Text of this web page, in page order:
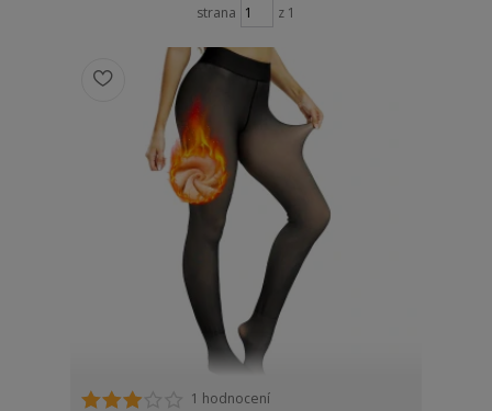
strana
z 1
1 hodnocení